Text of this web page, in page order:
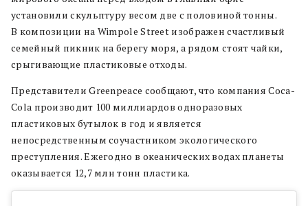
установили скульптуру весом две с половиной тонны.
В композиции на Wimpole Street изображен счастливый
семейный пикник на берегу моря, а рядом стоят чайки,
срыгивающие пластиковые отходы.
Представители Greenpeace сообщают, что компания Coca-
Cola производит 100 миллиардов одноразовых
пластиковых бутылок в год и является
непосредственным соучастником экологического
преступления. Ежегодно в океанических водах планеты
оказывается 12,7 млн тонн пластика.